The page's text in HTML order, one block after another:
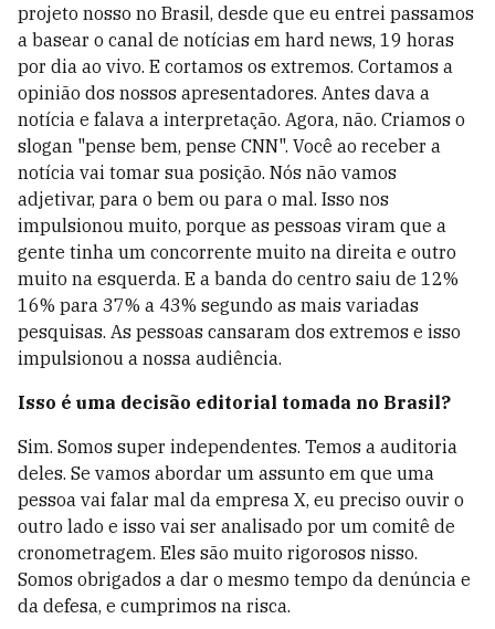
projeto nosso no Brasil, desde que eu entrei passamos
a basear o canal de notícias em hard news, 19 horas
por dia ao vivo. E cortamos os extremos. Cortamos a
opinião dos nossos apresentadores. Antes dava a
notícia e falava a interpretação. Agora, não. Criamos o
slogan "pense bem, pense CNN". Você ao receber a
notícia vai tomar sua posição. Nós não vamos
adjetivar, para o bem ou para o mal. Isso nos
impulsionou muito, porque as pessoas viram que a
gente tinha um concorrente muito na direita e outro
muito na esquerda. E a banda do centro saiu de 12%
16% para 37% a 43% segundo as mais variadas
pesquisas. As pessoas cansaram dos extremos e isso
impulsionou a nossa audiência.
Isso é uma decisão editorial tomada no Brasil?
Sim. Somos super independentes. Temos a auditoria
deles. Se vamos abordar um assunto em que uma
pessoa vai falar mal da empresa X, eu preciso ouvir o
outro lado e isso vai ser analisado por um comitê de
cronometragem. Eles são muito rigorosos nisso.
Somos obrigados a dar o mesmo tempo da denúncia e
da defesa, e cumprimos na risca.